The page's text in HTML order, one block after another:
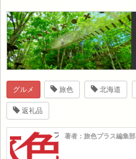
グルメ 旅色 北海道
返礼品
著者：旅色プラス編集部